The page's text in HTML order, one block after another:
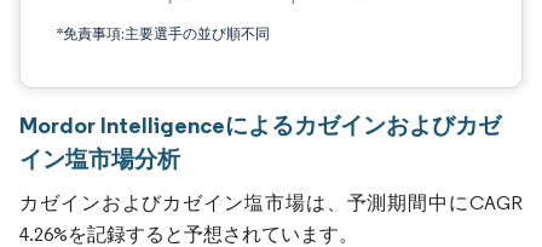
*免責事項:主要選手の並び順不同
Mordor Intelligenceによるカゼインおよびカゼ
イン塩市場分析
カゼインおよびカゼイン塩市場は、予測期間中にCAGR
4.26%を記録すると予想されています。